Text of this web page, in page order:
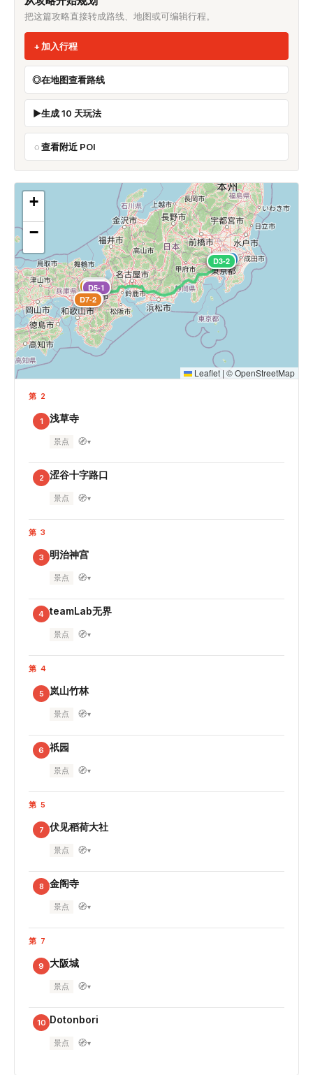
把这篇攻略直接转成路线、地图或可编辑行程。
加入行程
在地图查看路线
生成 10 天玩法
查看附近 POI
D2-1
D2-2
D3-1
D3-2
D4-1
D4-2
D5-1
D5-2
D7-1
D7-2
+
−
Leaflet | ©OpenStreetMap
第 2
1 浅草寺
景点 🧭▾
2 涩谷十字路口
景点 🧭▾
第 3
3 明治神宫
景点 🧭▾
4 teamLab无界
景点 🧭▾
第 4
5 岚山竹林
景点 🧭▾
6 祇园
景点 🧭▾
第 5
7 伏见稻荷大社
景点 🧭▾
8 金阁寺
景点 🧭▾
第 7
9 大阪城
景点 🧭▾
10 Dotonbori
景点 🧭▾